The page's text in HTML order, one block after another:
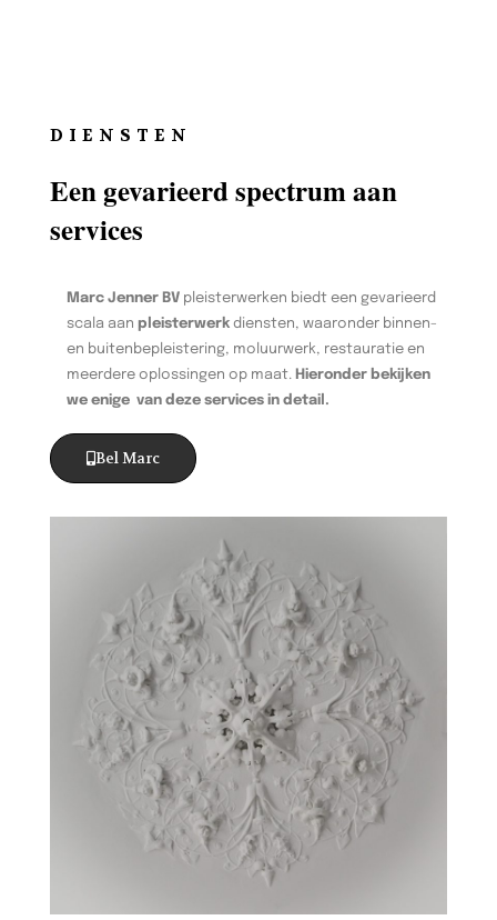
DIENSTEN
Een gevarieerd spectrum aan
services
Marc Jenner BV pleisterwerken biedt een gevarieerd
scala aan pleisterwerk diensten, waaronder binnen-
en buitenbepleistering, moluurwerk, restauratie en
meerdere oplossingen op maat. Hieronder bekijken
we enige van deze services in detail.
Bel Marc